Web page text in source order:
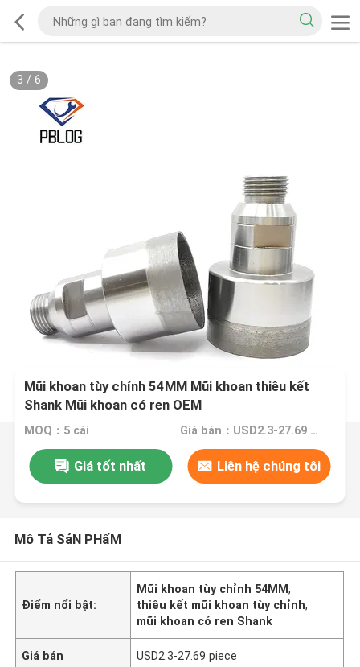
3 / 6
Mũi khoan tùy chỉnh 54MM Mũi khoan thiêu kết
Shank Mũi khoan có ren OEM
MOQ：5 cái Giá bán：USD2.3-27.69 piece
Giá tốt nhất Liên hệ chúng tôi
Mô Tả SảN PHẩM
Điểm nổi bật:
Mũi khoan tùy chỉnh 54MM,
thiêu kết mũi khoan tùy chỉnh,
mũi khoan có ren Shank
Giá bán USD2.3-27.69 piece